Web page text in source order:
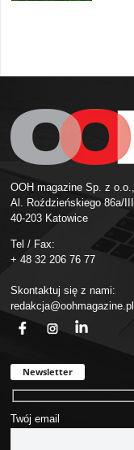
OOH magazine Sp. z o.o.,
Al. Roździeńskiego 86a/
40-203 Katowice
Tel / Fax:
+ 48 32 206 76 77
Skontaktuj się z nami:
redakcja@oohmagazine.pl
Newsletter
Twój email